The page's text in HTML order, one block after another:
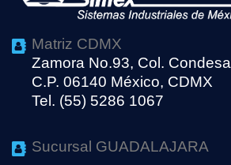
Matriz CDMX
Zamora No.93, Col. Condesa
C.P. 06140 México, CDMX
Tel. (55) 5286 1067
Sucursal GUADALAJARA